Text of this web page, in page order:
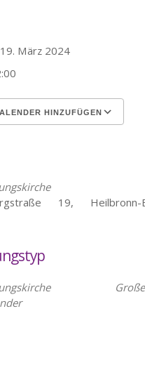
März 2024
HINZUFÜGEN
19, Heilbronn-